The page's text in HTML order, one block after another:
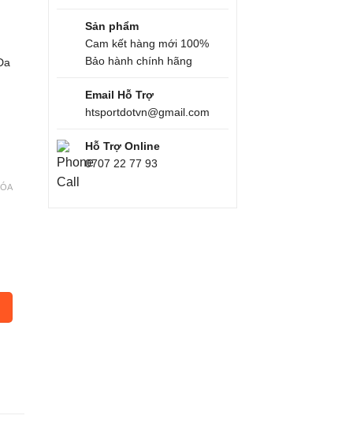
Sản phẩm
Cam kết hàng mới 100%
Bảo hành chính hãng
Email Hỗ Trợ
htsportdotvn@gmail.com
Hỗ Trợ Online
0707 22 77 93